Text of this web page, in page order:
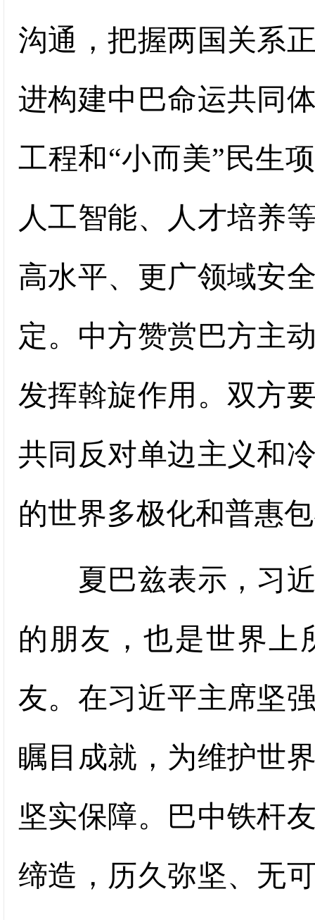
沟通，把握两国关系
进构建中巴命运共同
工程和“小而美”民生
人工智能、人才培养
高水平、更广领域安
定。中方赞赏巴方主
发挥斡旋作用。双方
共同反对单边主义和
的世界多极化和普惠
夏巴兹表示，习近
的朋友，也是世界上
友。在习近平主席坚
瞩目成就，为维护世
坚实保障。巴中铁杆
缔造，历久弥坚、无